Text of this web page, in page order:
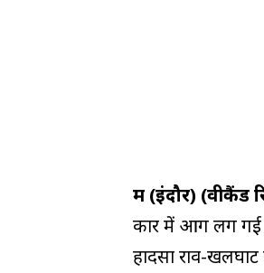
महू (इंदौर) (वीकैंड
कार में आग लग गई।
हादसा राव-